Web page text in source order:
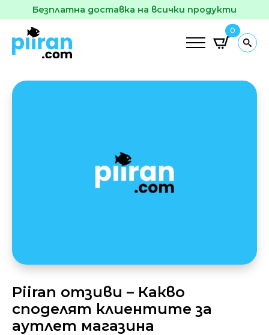
Безплатна доставка на всички продукти
0
Piiran отзиви – Какво
споделят клиентите за
аутлет магазина